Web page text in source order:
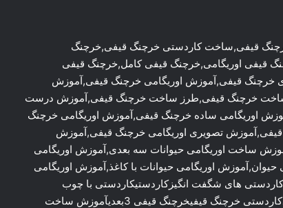
قیفی,ساخت کاردستی خرچنگ قیفی,خرچنگ
قیفی اوریگامی,خرچنگ قیفی کامل,خرچنگ قیفی
خرچنگ قیفی,آموزش اوریگامی خرچنگ قیفی,آموزش
ساخت خرچنگ قیفی,طرز ساخت خرچنگ قیفی,آموزش درست
اوریگامی ساده خرچنگ قیفی,آموزش اوریگامی خرچنگ
تصویری اوریگامی خرچنگ قیفی,آموزش
ساخت اوریگامی حیوانات سه بعدی,آموزش اوریگامی
اوریگامی حیوانات با کاغذ,آموزش اوریگامی
های شگفت انگیزکاردستیکاردستی با چوب
کبریتکاردستی با نمدکاردستی با چوب خرچنگکاردستی اره با کاغذکاردستی خرچنگ قیفیخرچنگ قیفی 3بعدیآموزش ساخت